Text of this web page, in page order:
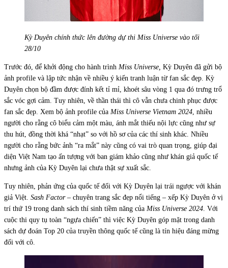
Kỳ Duyên chính thức lên đường dự thi Miss Universe vào tối
28/10
Trước đó, để khởi động cho hành trình Miss Universe, Kỳ Duyên đã gửi bộ
ảnh profile và lập tức nhận về nhiều ý kiến tranh luận từ fan sắc đẹp. Kỳ
Duyên chọn bộ đầm được đính kết tỉ mỉ, khoét sâu vòng 1 qua đó trưng trổ
sắc vóc gợi cảm. Tuy nhiên, về thần thái thì cô vẫn chưa chinh phục được
fan sắc đẹp. Xem bộ ảnh profile của Miss Universe Vietnam 2024 , nhiều
người cho rằng cô biểu cảm một màu, ánh mắt thiếu nội lực cũng như sự
thu hút, đồng thời khá “nhạt” so với hồ sơ của các thí sinh khác. Nhiều
người cho rằng bức ảnh “ra mắt” này cũng có vai trò quan trọng, giúp đại
diện Việt Nam tạo ấn tượng với ban giám khảo cũng như khán giả quốc tế
nhưng ảnh của Kỳ Duyên lại chưa thật sự xuất sắc.
Tuy nhiên, phản ứng của quốc tế đối với Kỳ Duyên lại trái ngược với khán
giả Việt. Sash Factor– chuyên trang sắc đẹp nổi tiếng – xếp Kỳ Duyên ở vị
trí thứ 19 trong danh sách thí sinh tiềm năng của Miss Universe 2024 . Với
cuộc thi quy tụ toàn “ngựa chiến” thì việc Kỳ Duyên góp mặt trong danh
sách dự đoán Top 20 của truyền thông quốc tế cũng là tín hiệu đáng mừng
đối với cô.